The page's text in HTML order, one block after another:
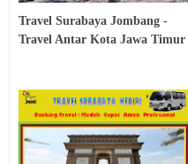
Travel Surabaya Jombang -
Travel Antar Kota Jawa Timur